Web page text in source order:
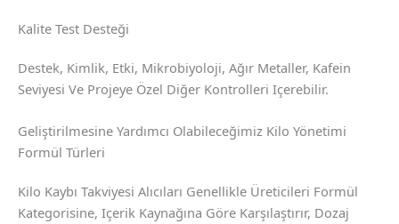
Kalite Test Desteği
Destek, Kimlik, Etki, Mikrobiyoloji, Ağır Metaller, Kafein
Seviyesi Ve Projeye Özel Diğer Kontrolleri Içerebilir.
Geliştirilmesine Yardımcı Olabileceğimiz Kilo Yönetimi
Formül Türleri
Kilo Kaybı Takviyesi Alıcıları Genellikle Üreticileri Formül
Kategorisine, Içerik Kaynağına Göre Karşılaştırır, Dozaj